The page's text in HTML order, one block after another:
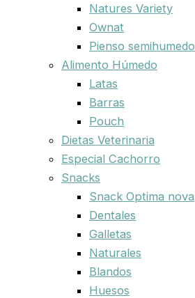
Natures Variety
Ownat
Pienso semihumedo
Alimento Húmedo
Latas
Barras
Pouch
Dietas Veterinaria
Especial Cachorro
Snacks
Snack Optima nova
Dentales
Galletas
Naturales
Blandos
Huesos